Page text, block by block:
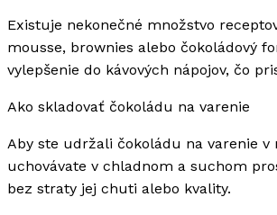
Existuje nekonečné množstvo
mousse, brownies alebo čokoládový
vylepšenie do kávových nápojov, čo
Ako skladovať čokoládu na varenie
Aby ste udržali čokoládu na varenie
uchovávate v chladnom a suchom
bez straty jej chuti alebo kvality.